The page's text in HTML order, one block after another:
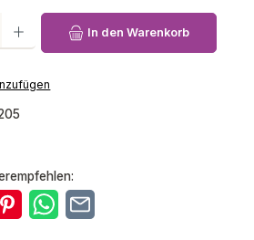
gewünschten Wert ein oder benutze die
In den Warenkorb